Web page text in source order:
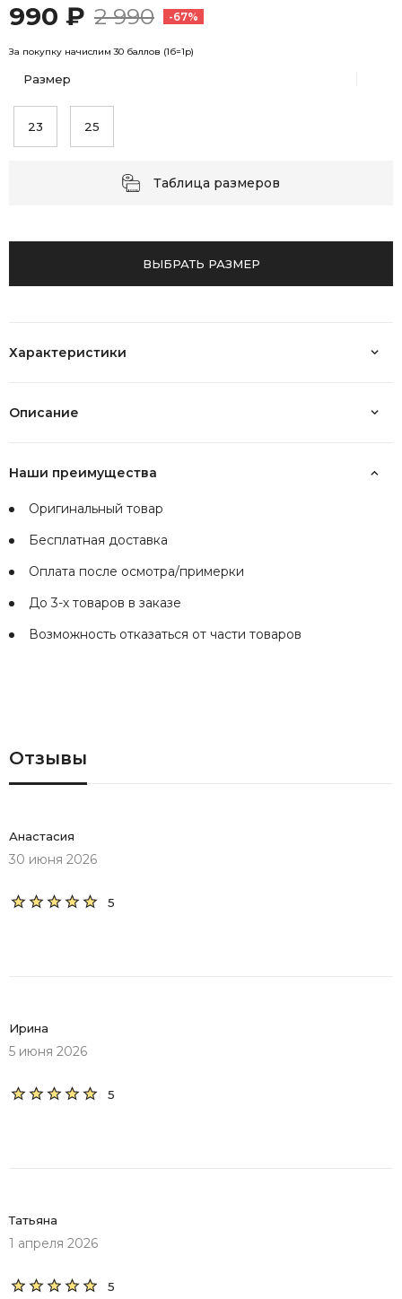
990 ₽ 2 990 -67%
За покупку начислим 30 баллов (1б=1р)
Размер
23 25
Таблица размеров
ВЫБРАТЬ РАЗМЕР
Характеристики
Описание
Наши преимущества
Оригинальный товар
Бесплатная доставка
Оплата после осмотра/примерки
До 3-х товаров в заказе
Возможность отказаться от части товаров
Отзывы
Анастасия
30 июня 2026
5
Ирина
5 июня 2026
5
Татьяна
1 апреля 2026
5